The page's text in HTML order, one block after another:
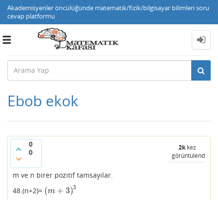
Akademisyenler öncülüğünde matematik/fizik/bilgisayar bilimleri soru
cevap platformu
Toggle
Ebob ekok
0
0
2kkez
görüntülendi
m ve n birer pozitif tamsayılar.
48.(n+2)= (m + 3)3
(m+ 3)3